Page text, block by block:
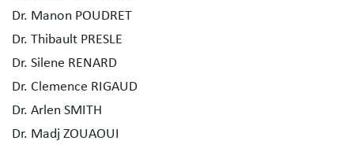
Dr. Manon POUDRET
Dr. Thibault PRESLE
Dr. Silene RENARD
Dr. Clemence RIGAUD
Dr. Arlen SMITH
Dr. Madj ZOUAOUI